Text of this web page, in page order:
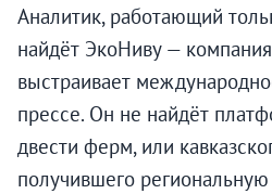
Аналитик, работающий
найдёт ЭкоНиву —
выстраивает
прессе. Он не найдёт
двести ферм, или
получившего